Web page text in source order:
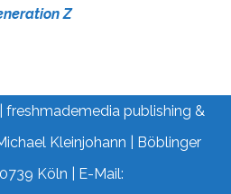
Z
publishing &
Kleinjohann | Böblinger
Köln | E-Mail: